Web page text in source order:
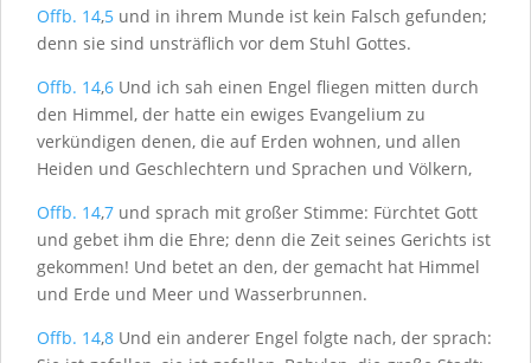
Offb. 14,5 und in ihrem Munde ist kein Falsch gefunden;
denn sie sind unsträflich vor dem Stuhl Gottes.
Offb. 14,6 Und ich sah einen Engel fliegen mitten durch
den Himmel, der hatte ein ewiges Evangelium zu
verkündigen denen, die auf Erden wohnen, und allen
Heiden und Geschlechtern und Sprachen und Völkern,
Offb. 14,7 und sprach mit großer Stimme: Fürchtet Gott
und gebet ihm die Ehre; denn die Zeit seines Gerichts ist
gekommen! Und betet an den, der gemacht hat Himmel
und Erde und Meer und Wasserbrunnen.
Offb. 14,8 Und ein anderer Engel folgte nach, der sprach: